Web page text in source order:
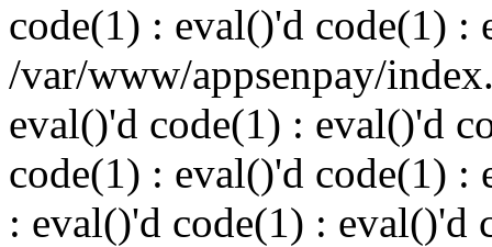
code(1) : eval()'d code(1) :
/var/www/appsenpay/
eval()'d code(1) : eval()'d
code(1) : eval()'d code(1) :
: eval()'d code(1) : eval()'d